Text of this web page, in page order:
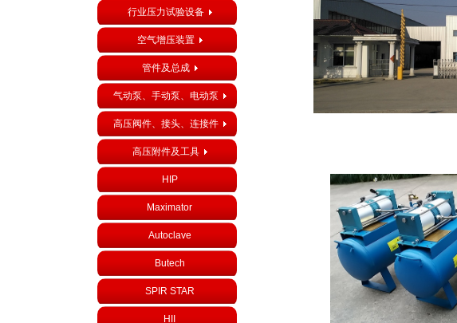
行业压力试验设备
空气增压装置
管件及总成
气动泵、手动泵、电动泵
高压阀件、接头、连接件
高压附件及工具
HIP
Maximator
Autoclave
Butech
SPIR STAR
HII …